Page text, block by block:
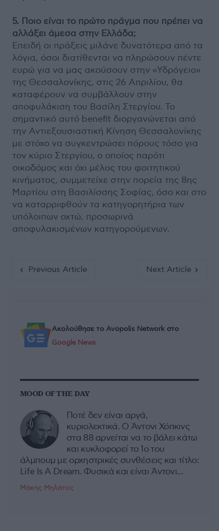
5. Ποιο είναι το πρώτο πράγμα που πρέπει να
αλλάξει άμεσα στην Ελλάδα;
Επειδή οι πράξεις μιλάνε δυνατότερα από τα
λόγια, όσοι διατίθενται να πληρώσουν πέντε
ευρώ για να μας ακούσουν στην «Υδρόγειο»
της Θεσσαλονίκης, στις 26 Απριλίου, θα
καταφέρουν να συμβάλλουν στην
αποφυλάκιση του Βασίλη Στεργίου. Το
σημαντικό αυτό benefit διοργανώνεται από
την Αντιεξουσιαστική Κίνηση Θεσσαλονίκης
με στόχο να συγκεντρώσει πόρους τόσο για
τον κύριο Στεργίου, ο οποίος παρότι
οικοδόμος και όχι μέλος του φοιτητικού
κινήματος, συμμετείχε στην πορεία της 8ης
Μαρτίου στη Βασιλίσσης Σοφίας, όσο και στο
να καταρριφθούν τα κατηγορητήρια των
υπόλοιπων οχτώ, προσωρινά
αποφυλακισμένων κατηγορούμενων.
Previous Article Next Article
Ακολούθησε το Avopolis Network στο
Google News
MOOD OF THE DAY
Ποτέ δεν είναι αργά,
κυριολεκτικά. Ο Άντονι Χόπκινς
στα 88 αρνείται να το βάλει κάτω
και κυκλοφορεί το 1ο του
άλμπουμ με ορχηστρικές συνθέσεις και τίτλο:
Life Is A Dream. Φυσικά και είναι Άντονι...
Μάκης Μηλάτος